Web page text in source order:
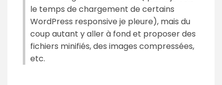
le temps de chargement de certains
WordPress responsive je pleure), mais du
coup autant y aller à fond et proposer des
fichiers minifiés, des images compressées,
etc.